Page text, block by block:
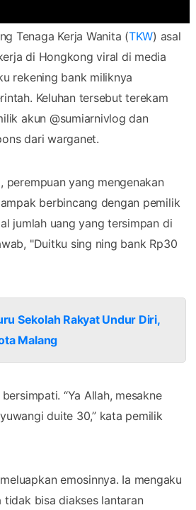
Tenaga Kerja Wanita (TKW) asal
di Hongkong viral di media
rekening bank miliknya
Keluhan tersebut terekam
akun @sumiarnivlog dan
dari warganet.
perempuan yang mengenakan
berbincang dengan pemilik
jumlah uang yang tersimpan di
"Duitku sing ning bank Rp30
Sekolah Rakyat Undur Diri,
Malang
“Ya Allah, mesakne
duite 30,” kata pemilik
emosinnya. Ia mengaku
tidak bisa diakses lantaran